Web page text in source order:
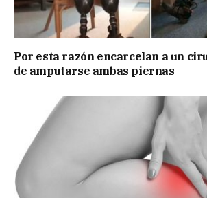
Por esta razón encarcelan a un
de amputarse ambas piernas